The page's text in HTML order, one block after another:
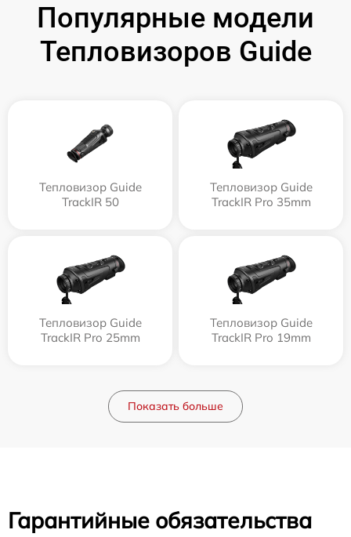
Популярные модели
Тепловизоров Guide
Тепловизор Guide
TrackIR 50
Тепловизор Guide
TrackIR Pro 35mm
Тепловизор Guide
TrackIR Pro 25mm
Тепловизор Guide
TrackIR Pro 19mm
Показать больше
Гарантийные обязательства